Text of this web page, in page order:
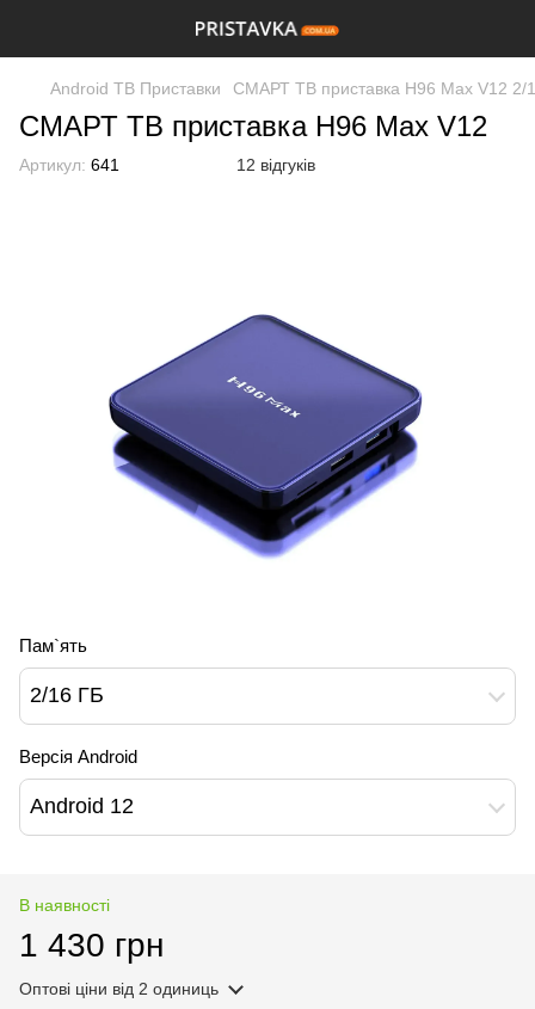
Android ТВ Приставки СМАРТ ТВ приставка H96 Max V12 2/
СМАРТ ТВ приставка H96 Max V12
Артикул: 641 12 відгуків
Пам`ять
2/16 ГБ
Версія Android
Android 12
В наявності
1 430 грн
Оптові ціни від 2 одиниць